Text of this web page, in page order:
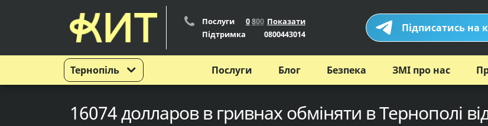
Тернопіль
Послуги 0800 Показати
Підтримка
0800443014 Підписатись на
Послуги Блог Безпека ЗМІ про нас
16074 долларов в гривнах обміняти в Тернополі